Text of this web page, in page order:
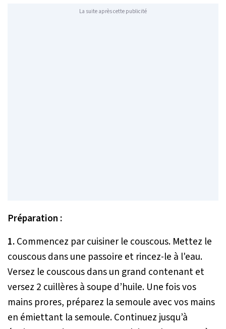
La suite après cette publicité
Préparation :
1.Commencez par cuisiner le couscous. Mettez le
couscous dans une passoire et rincez-le à l'eau.
Versez le couscous dans un grand contenant et
versez 2 cuillères à soupe d’huile. Une fois vos
mains prores, préparez la semoule avec vos mains
en émiettant la semoule. Continuez jusqu’à